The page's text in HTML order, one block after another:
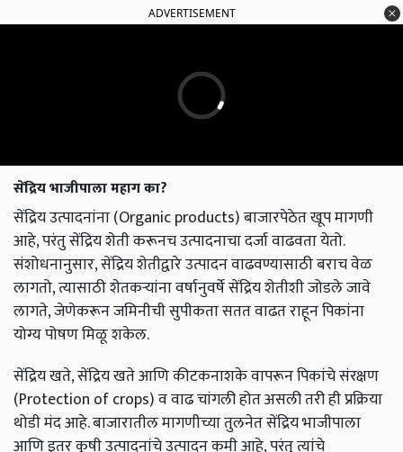
ADVERTISEMENT
सेंद्रिय भाजीपाला महाग का?
सेंद्रिय उत्पादनांना (Organic products) बाजारपेठेत खूप मागणी
आहे, परंतु सेंद्रिय शेती करूनच उत्पादनाचा दर्जा वाढवता येतो.
संशोधनानुसार, सेंद्रिय शेतीद्वारे उत्पादन वाढवण्यासाठी बराच वेळ
लागतो, त्यासाठी शेतकऱ्यांना वर्षानुवर्षे सेंद्रिय शेतीशी जोडले जावे
लागते, जेणेकरून जमिनीची सुपीकता सतत वाढत राहून पिकांना
योग्य पोषण मिळू शकेल.
सेंद्रिय खते, सेंद्रिय खते आणि कीटकनाशके वापरून पिकांचे संरक्षण
(Protection of crops) व वाढ चांगली होत असली तरी ही प्रक्रिया
थोडी मंद आहे. बाजारातील मागणीच्या तुलनेत सेंद्रिय भाजीपाला
आणि इतर कृषी उत्पादनांचे उत्पादन कमी आहे, परंतु त्यांचे